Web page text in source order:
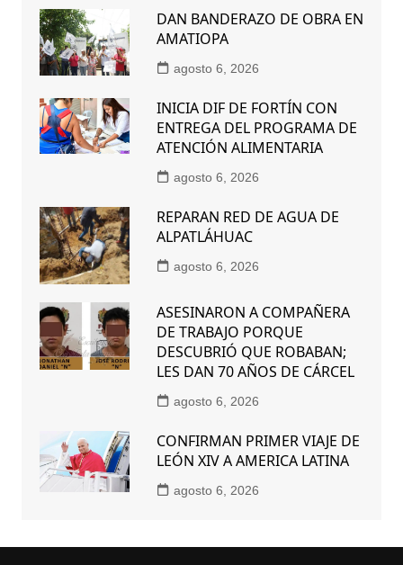
DAN BANDERAZO DE OBRA EN
AMATIOPA
agosto 6, 2026
INICIA DIF DE FORTÍN CON
ENTREGA DEL PROGRAMA DE
ATENCIÓN ALIMENTARIA
agosto 6, 2026
REPARAN RED DE AGUA DE
ALPATLÁHUAC
agosto 6, 2026
ASESINARON A COMPAÑERA
DE TRABAJO PORQUE
DESCUBRIÓ QUE ROBABAN;
LES DAN 70 AÑOS DE CÁRCEL
agosto 6, 2026
CONFIRMAN PRIMER VIAJE DE
LEÓN XIV A AMERICA LATINA
agosto 6, 2026